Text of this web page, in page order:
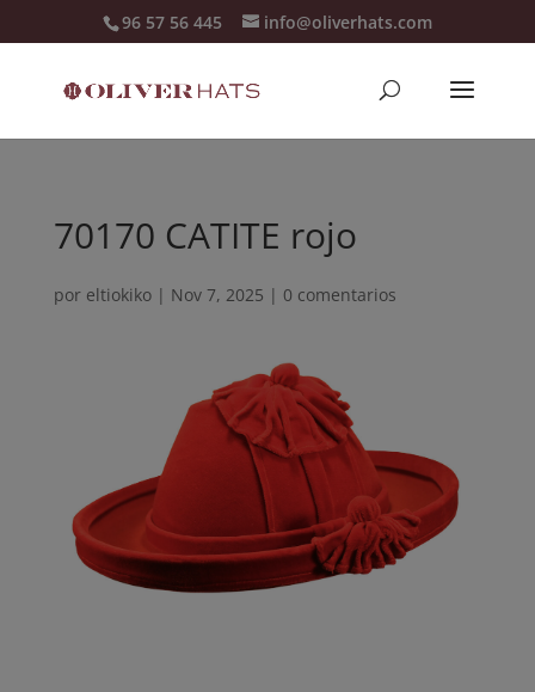
96 57 56 445 info@oliverhats.com
70170 CATITE rojo
por eltiokiko| Nov 7, 2025 | 0 comentarios